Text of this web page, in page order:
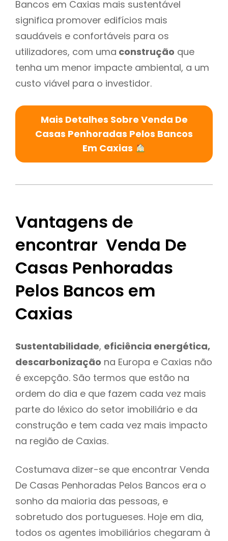
Bancos em Caxias mais sustentável
significa promover edifícios mais
saudáveis e confortáveis para os
utilizadores, com uma construção que
tenha um menor impacte ambiental, a um
custo viável para o investidor.
Mais Detalhes Sobre Venda De
Casas Penhoradas Pelos Bancos
Em Caxias
Vantagens de
encontrar Venda De
Casas Penhoradas
Pelos Bancos em
Caxias
Sustentabilidade, eficiência energética,
descarbonização na Europa e Caxias não
é excepção. São termos que estão na
ordem do dia e que fazem cada vez mais
parte do léxico do setor imobiliário e da
construção e tem cada vez mais impacto
na região de Caxias.
Costumava dizer-se que encontrar Venda
De Casas Penhoradas Pelos Bancos era o
sonho da maioria das pessoas, e
sobretudo dos portugueses. Hoje em dia,
todos os agentes imobiliários chegaram à